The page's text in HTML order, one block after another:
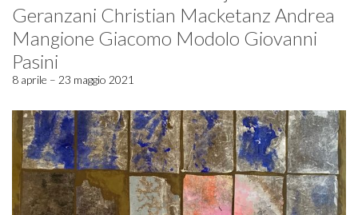
Geranzani Christian Macketanz Andrea
Mangione Giacomo Modolo Giovanni
Pasini
8 aprile – 23 maggio 2021